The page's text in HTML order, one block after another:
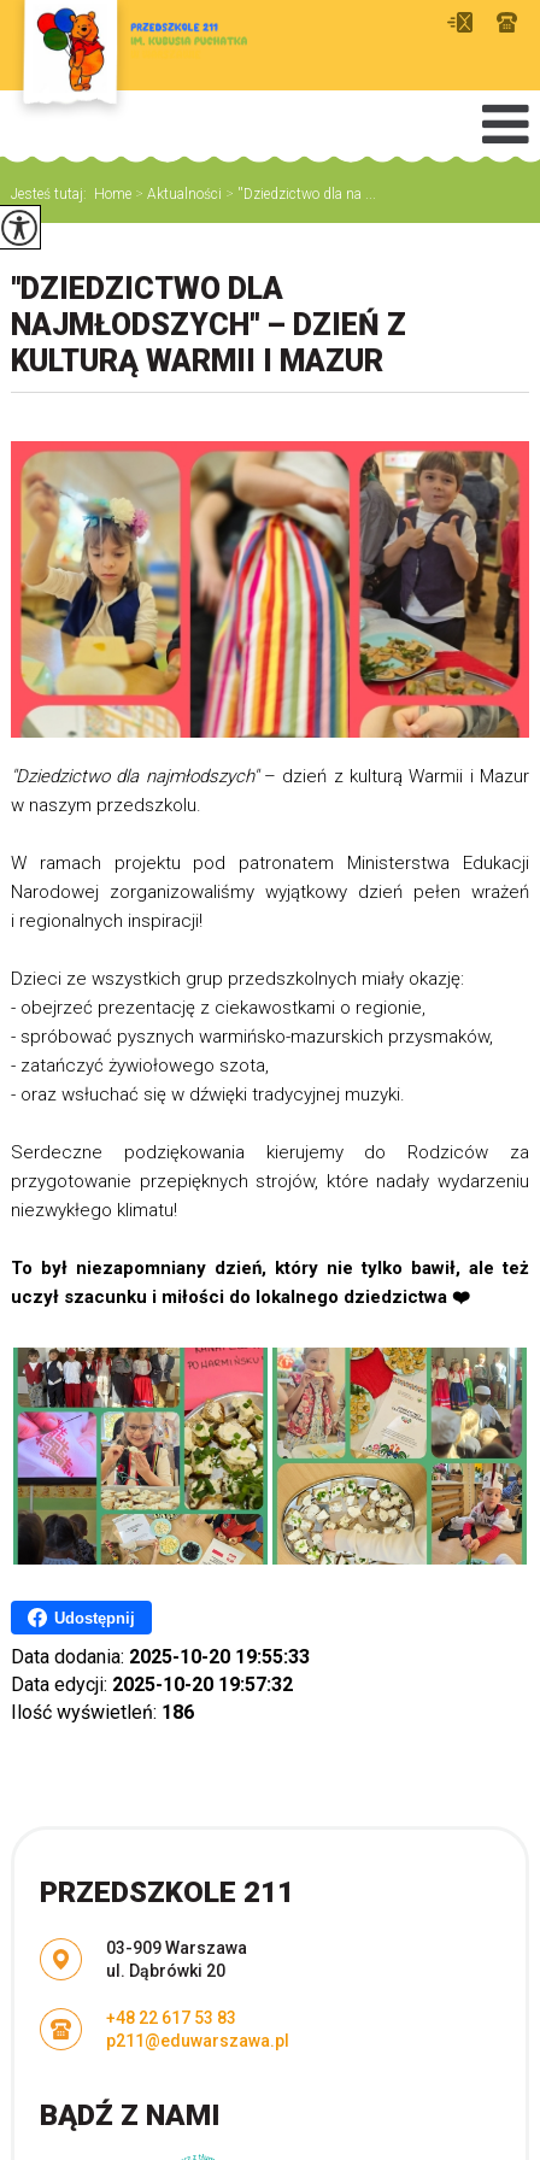
Jesteś tutaj: Home > Aktualności > ''Dziedzictwo dla na ...
''DZIEDZICTWO DLA
NAJMŁODSZYCH'' – DZIEŃ Z
KULTURĄ WARMII I MAZUR
"Dziedzictwo dla najmłodszych"– dzień z kulturą Warmii i Mazur
w naszym przedszkolu.
W ramach projektu pod patronatem Ministerstwa Edukacji
Narodowej zorganizowaliśmy wyjątkowy dzień pełen wrażeń
i regionalnych inspiracji!
Dzieci ze wszystkich grup przedszkolnych miały okazję:
- obejrzeć prezentację z ciekawostkami o regionie,
- spróbować pysznych warmińsko-mazurskich przysmaków,
- zatańczyć żywiołowego szota,
- oraz wsłuchać się w dźwięki tradycyjnej muzyki.
Serdeczne podziękowania kierujemy do Rodziców za
przygotowanie przepięknych strojów, które nadały wydarzeniu
niezwykłego klimatu!
To był niezapomniany dzień, który nie tylko bawił, ale też
uczył szacunku i miłości do lokalnego dziedzictwa ❤️
Udostępnij
Data dodania: 2025-10-20 19:55:33
Data edycji: 2025-10-20 19:57:32
Ilość wyświetleń: 186
PRZEDSZKOLE 211
Adres pocztowy:
03-909 Warszawa
ul. Dąbrówki 20
+48 22 617 53 83
p211@eduwarszawa.pl
BĄDŹ Z NAMI